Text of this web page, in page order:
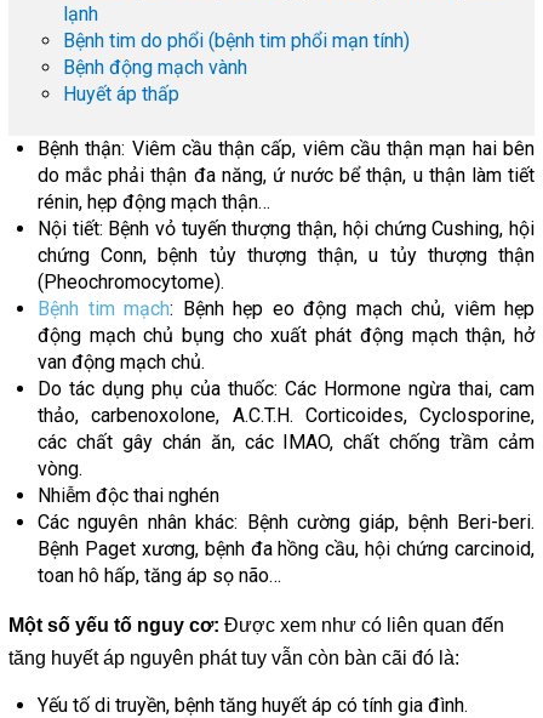
lạnh
Bệnh tim do phổi (bệnh tim phổi mạn tính)
Bệnh động mạch vành
Huyết áp thấp
Bệnh thận: Viêm cầu thận cấp, viêm cầu thận mạn hai bên
do mắc phải thận đa năng, ứ nước bể thận, u thận làm tiết
rénin, hẹp động mạch thận…
Nội tiết: Bệnh vỏ tuyến thượng thận, hội chứng Cushing, hội
chứng Conn, bệnh tủy thượng thận, u tủy thượng thận
(Pheochromocytome).
Bệnh tim mạch: Bệnh hẹp eo động mạch chủ, viêm hẹp
động mạch chủ bụng cho xuất phát động mạch thận, hở
van động mạch chủ.
Do tác dụng phụ của thuốc: Các Hormone ngừa thai, cam
thảo, carbenoxolone, A.C.T.H. Corticoides, Cyclosporine,
các chất gây chán ăn, các IMAO, chất chống trầm cảm
vòng.
Nhiễm độc thai nghén
Các nguyên nhân khác: Bệnh cường giáp, bệnh Beri-beri.
Bệnh Paget xương, bệnh đa hồng cầu, hội chứng carcinoid,
toan hô hấp, tăng áp sọ não…
Một số yếu tố nguy cơ: Được xem như có liên quan đến
tăng huyết áp nguyên phát tuy vẫn còn bàn cãi đó là:
Yếu tố di truyền, bệnh tăng huyết áp có tính gia đình.